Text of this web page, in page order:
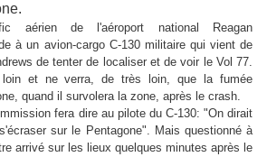
aérien de l'aéroport national Reagan
à un avion-cargo C-130 militaire qui vient de
de tenter de localiser et de voir le Vol 77.
et ne verra, de très loin, que la fumée
quand il survolera la zone, après le crash.
fera dire au pilote du C-130: "On dirait
sur le Pentagone". Mais questionné à
arrivé sur les lieux quelques minutes après le